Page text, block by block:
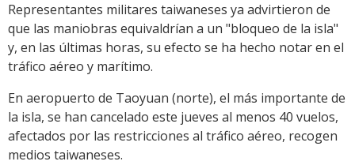
Representantes militares taiwaneses ya advirtieron de
que las maniobras equivaldrían a un "bloqueo de la isla"
y, en las últimas horas, su efecto se ha hecho notar en el
tráfico aéreo y marítimo.
En aeropuerto de Taoyuan (norte), el más importante de
la isla, se han cancelado este jueves al menos 40 vuelos,
afectados por las restricciones al tráfico aéreo, recogen
medios taiwaneses.